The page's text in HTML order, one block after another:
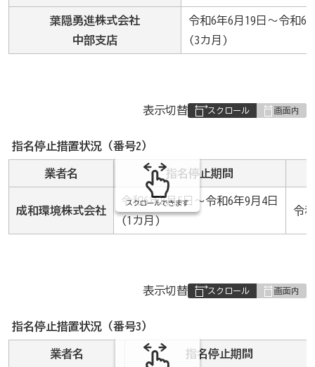
葉隠勇進株式会社
中部支店
令和6年6月19日～令和6
(3カ月)
表
み
の
表示切替
指名停止措置状況（番号2）
業者名 指名停止期間
成和環境株式会社
令和6年8月5日～令和6年9月4日
(1カ月)
令
スクロールできます
表
み
の
表示切替
指名停止措置状況（番号3）
業者名 指名停止期間